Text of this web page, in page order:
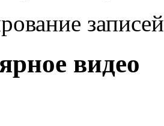
видео